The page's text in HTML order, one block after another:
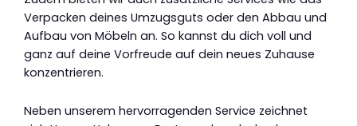
Verpacken deines Umzugsguts oder den Abbau und
Aufbau von Möbeln an. So kannst du dich voll und
ganz auf deine Vorfreude auf dein neues Zuhause
konzentrieren.
Neben unserem hervorragenden Service zeichnet